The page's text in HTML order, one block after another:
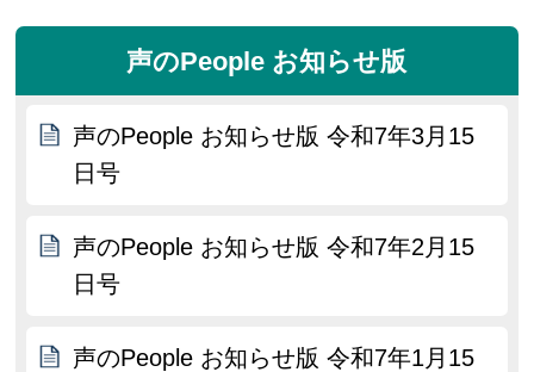
声のPeople お知らせ版
声のPeople お知らせ版 令和7年3月15
日号
声のPeople お知らせ版 令和7年2月15
日号
声のPeople お知らせ版 令和7年1月15